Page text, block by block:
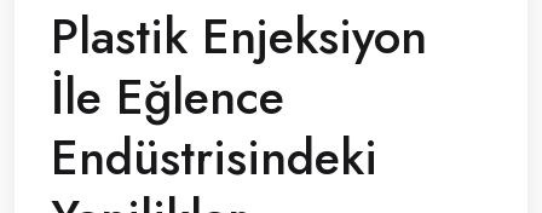
Plastik Enjeksiyon
İle Eğlence
Endüstrisindeki